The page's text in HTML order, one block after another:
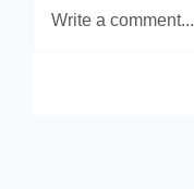
Write a comment...